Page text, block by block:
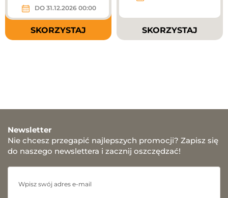
DO 31.12.2026 00:00
SKORZYSTAJ SKORZYSTAJ
Newsletter
Nie chcesz przegapić najlepszych promocji? Zapisz się
do naszego newslettera i zacznij oszczędzać!